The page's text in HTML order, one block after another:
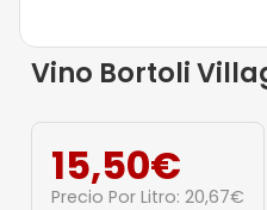
Vino Bortoli
15,50€
Precio Por Litro: 20,67€